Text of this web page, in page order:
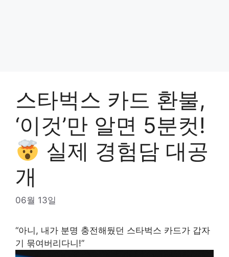
스타벅스 카드 환불,
‘이것’만 알면 5분컷!
실제 경험담 대공
개
06월 13일
“아니, 내가 분명 충전해뒀던 스타벅스 카드가 갑자
기 묶여버리다니!”